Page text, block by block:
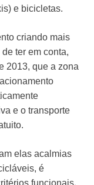
e bicicletas.
criando mais
ter em conta,
2013, que a zona
e o transporte
elas acalmias
é